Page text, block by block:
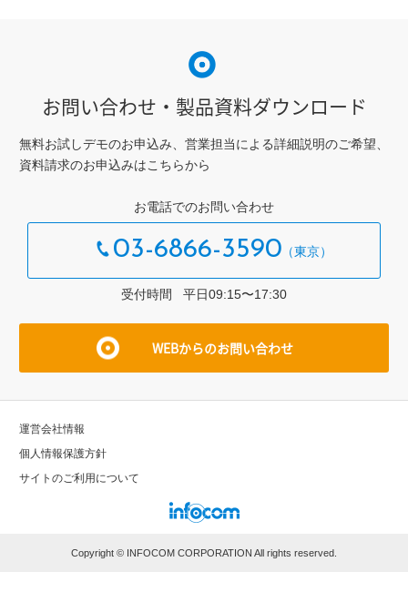
お問い合わせ・製品資料ダウンロード
無料お試しデモのお申込み、営業担当による詳細説明のご希望、
資料請求のお申込みはこちらから
お電話でのお問い合わせ
03-6866-3590
受付時間 平⽇09:15〜17:30
WEBからのお問い合わせ
運営会社情報
個⼈情報保護⽅針
サイトのご利⽤について
Copyright © INFOCOM CORPORATION All rights reserved.